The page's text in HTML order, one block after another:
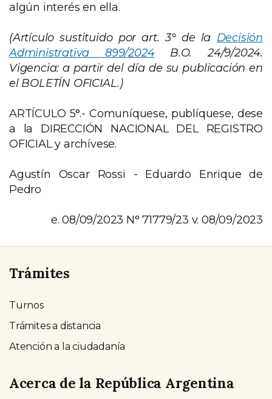
algún interés en ella.
(Artículo sustituido por art. 3° de la Decisión
Administrativa 899/2024
B.O. 24/9/2024.
Vigencia: a partir del día de su publicación en
el BOLETÍN OFICIAL.)
ARTÍCULO 5°.- Comuníquese, publíquese, dese
a la DIRECCIÓN NACIONAL DEL REGISTRO
OFICIAL y archívese.
Agustín Oscar Rossi - Eduardo Enrique de
Pedro
e. 08/09/2023 N° 71779/23 v. 08/09/2023
Trámites
Turnos
Trámites a distancia
Atención a la ciudadanía
Acerca de la República Argentina